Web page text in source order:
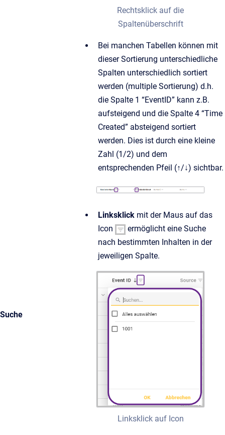
Rechtsklick auf die
Spaltenüberschrift
Bei manchen Tabellen können mit
dieser Sortierung unterschiedliche
Spalten unterschiedlich sortiert
werden (multiple Sortierung) d.h.
die Spalte 1 “EventID” kann z.B.
aufsteigend und die Spalte 4 “Time
Created” absteigend sortiert
werden. Dies ist durch eine kleine
Zahl (1/2) und dem
entsprechenden Pfeil (↑/↓) sichtbar.
Suche
Linksklick mit der Maus auf das
Icon
ermöglicht eine Suche
nach bestimmten Inhalten in der
jeweiligen Spalte.
Linksklick auf Icon